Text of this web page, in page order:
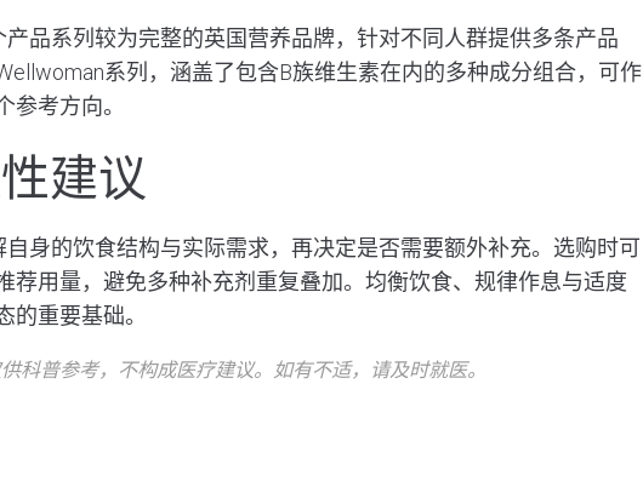
产品系列较为完整的英国营养品牌，针对不同人群提供多条产品
系列，涵盖了包含B族维生素在内的多种成分组合，可作
参考方向。
建议
身的饮食结构与实际需求，再决定是否需要额外补充。选购时可
荐用量，避免多种补充剂重复叠加。均衡饮食、规律作息与适度
重要基础。
科普参考，不构成医疗建议。如有不适，请及时就医。